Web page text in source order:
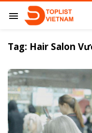
menu
Tag: Hair Salon